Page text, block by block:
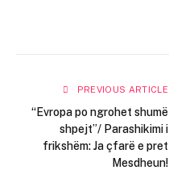
PREVIOUS ARTICLE
“Evropa po ngrohet shumë
shpejt”/ Parashikimi i
frikshëm: Ja çfarë e pret
Mesdheun!